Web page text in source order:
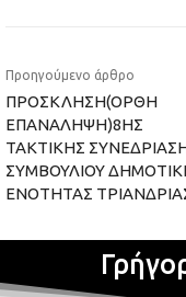
Προηγούμενο άρθρο
ΠΡΟΣΚΛΗΣΗ(ΟΡΘΗ
ΕΠΑΝΑΛΗΨΗ)8ΗΣ
ΤΑΚΤΙΚΗΣ
ΣΥΜΒΟΥΛΙΟΥ
ΕΝΟΤΗΤΑΣ